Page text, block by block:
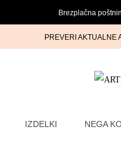
Brezplačna
PREVERI AKTUALNE
IZDELKI NEGA